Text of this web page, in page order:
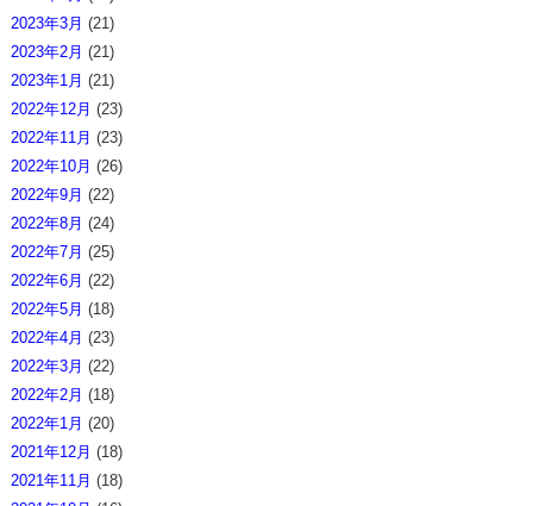
2023年3月 (21)
2023年2月 (21)
2023年1月 (21)
2022年12月 (23)
2022年11月 (23)
2022年10月 (26)
2022年9月 (22)
2022年8月 (24)
2022年7月 (25)
2022年6月 (22)
2022年5月 (18)
2022年4月 (23)
2022年3月 (22)
2022年2月 (18)
2022年1月 (20)
2021年12月 (18)
2021年11月 (18)